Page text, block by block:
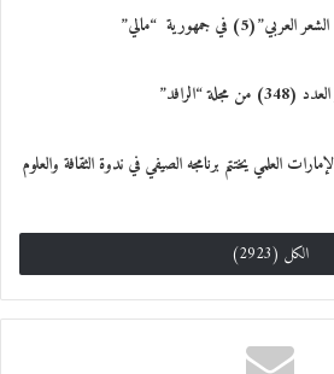
في جمهورية “مالي”
مجلة “الرافد”
العلمي يختتم برنامجه الصيفي في ندوة الثقافة والعلوم
الكل (2923)